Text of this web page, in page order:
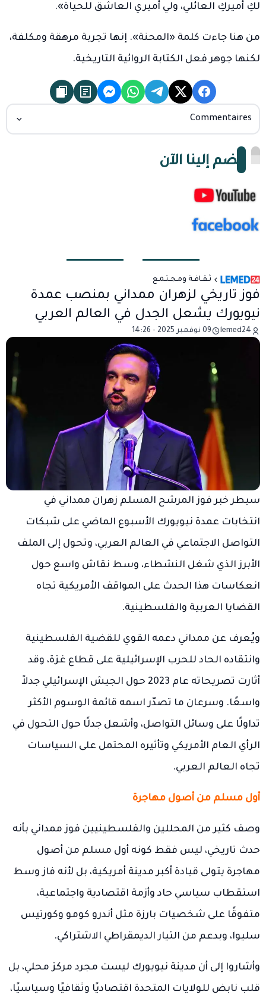
لكِ أميركِ العائلي، ولي أميري العاشق للحياة».
من هنا جاءت كلمة «المحنة». إنها تجربة مرهقة ومكلفة،
لكنها جوهر فعل الكتابة الروائية التاريخية.
Commentaires
انضم إلينا الآن
ثـقـافـة ومـجـتـمـع
فوز تاريخي لزهران ممداني بمنصب عمدة
نيويورك يشعل الجدل في العالم العربي
lemed24 09 نوفمبر 2025 - 14:26
سيطر خبر فوز المرشح المسلم زهران ممداني في
انتخابات عمدة نيويورك الأسبوع الماضي على شبكات
التواصل الاجتماعي في العالم العربي، وتحول إلى الملف
الأبرز الذي شغل النشطاء، وسط نقاش واسع حول
انعكاسات هذا الحدث على المواقف الأمريكية تجاه
القضايا العربية والفلسطينية.
ويُعرف عن ممداني دعمه القوي للقضية الفلسطينية
وانتقاده الحاد للحرب الإسرائيلية على قطاع غزة، وقد
أثارت تصريحاته عام 2023 حول الجيش الإسرائيلي جدلاً
واسعًا. وسرعان ما تصدّر اسمه قائمة الوسوم الأكثر
تداولًا على وسائل التواصل، وأشعل جدلًا حول التحول في
الرأي العام الأمريكي وتأثيره المحتمل على السياسات
تجاه العالم العربي.
أول مسلم من أصول مهاجرة
وصف كثير من المحللين والفلسطينيين فوز ممداني بأنه
حدث تاريخي، ليس فقط كونه أول مسلم من أصول
مهاجرة يتولى قيادة أكبر مدينة أمريكية، بل لأنه فاز وسط
استقطاب سياسي حاد وأزمة اقتصادية واجتماعية،
متفوقًا على شخصيات بارزة مثل أندرو كومو وكورتيس
سليوا، وبدعم من التيار الديمقراطي الاشتراكي.
وأشاروا إلى أن مدينة نيويورك ليست مجرد مركز محلي، بل
قلب نابض للولايات المتحدة اقتصاديًا وثقافيًا وسياسيًا،